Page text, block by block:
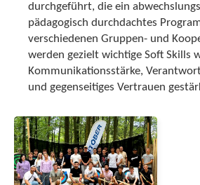
durchgeführt, die ein
pädagogisch durchdachtes
verschiedenen Gruppen- und
werden gezielt wichtige Soft Skills
Kommunikationsstärke,
und gegenseitiges Vertrauen